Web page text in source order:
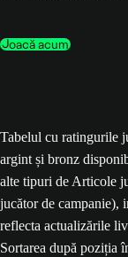
Joacă acum
Tabelul cu ratingurile
argint și bronz
alte tipuri de Articole
jucător de campanie),
reflecta actualizările
Sortarea după poziția